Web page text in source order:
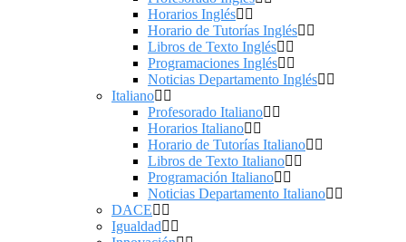
Horarios Inglés
Horario de Tutorías Inglés
Libros de Texto Inglés
Programaciones Inglés
Noticias Departamento Inglés
Italiano
Profesorado Italiano
Horarios Italiano
Horario de Tutorías Italiano
Libros de Texto Italiano
Programación Italiano
Noticias Departamento Italiano
DACE
Igualdad